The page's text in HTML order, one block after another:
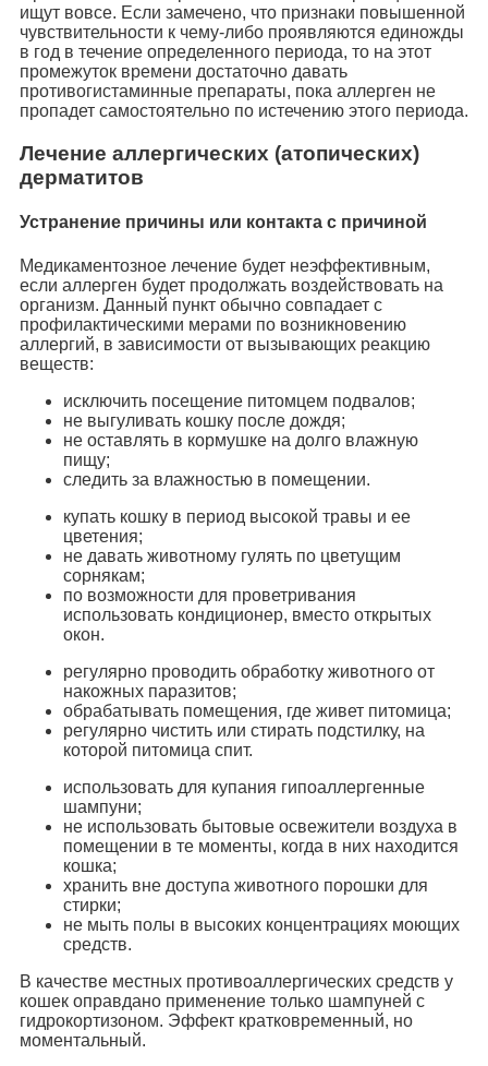
ищут вовсе. Если замечено, что признаки повышенной
чувствительности к чему-либо проявляются единожды
в год в течение определенного периода, то на этот
промежуток времени достаточно давать
противогистаминные препараты, пока аллерген не
пропадет самостоятельно по истечению этого периода.
Лечение аллергических (атопических)
дерматитов
Устранение причины или контакта с причиной
Медикаментозное лечение будет неэффективным,
если аллерген будет продолжать воздействовать на
организм. Данный пункт обычно совпадает с
профилактическими мерами по возникновению
аллергий, в зависимости от вызывающих реакцию
веществ:
исключить посещение питомцем подвалов;
не выгуливать кошку после дождя;
не оставлять в кормушке на долго влажную
пищу;
следить за влажностью в помещении.
купать кошку в период высокой травы и ее
цветения;
не давать животному гулять по цветущим
сорнякам;
по возможности для проветривания
использовать кондиционер, вместо открытых
окон.
регулярно проводить обработку животного от
накожных паразитов;
обрабатывать помещения, где живет питомица;
регулярно чистить или стирать подстилку, на
которой питомица спит.
использовать для купания гипоаллергенные
шампуни;
не использовать бытовые освежители воздуха в
помещении в те моменты, когда в них находится
кошка;
хранить вне доступа животного порошки для
стирки;
не мыть полы в высоких концентрациях моющих
средств.
В качестве местных противоаллергических средств у
кошек оправдано применение только шампуней с
гидрокортизоном. Эффект кратковременный, но
моментальный.